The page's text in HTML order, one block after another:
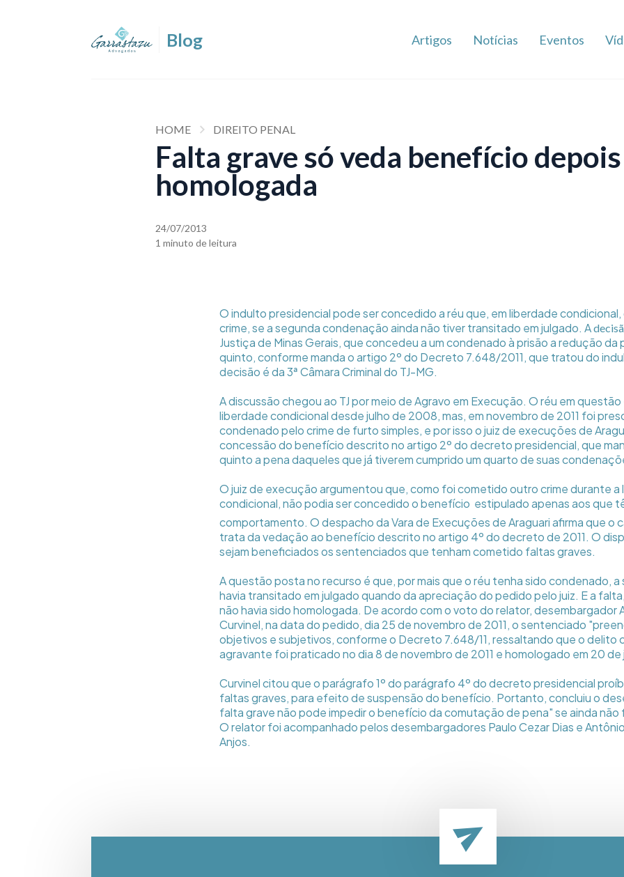
Artigos Notícias Eventos
HOME DIREITO PENAL
Falta grave só veda benefício
homologada
24/07/2013
1 minuto de leitura
O indulto presidencial pode ser concedido a réu que, em liberdade
crime, se a segunda condenação ainda não tiver transitado em julgado. A
Justiça de Minas Gerais, que concedeu a um condenado à prisão a redução da
quinto, conforme manda o artigo 2º do Decreto 7.648/2011, que tratou do
decisão é da 3ª Câmara Criminal do TJ-MG.
A discussão chegou ao TJ por meio de Agravo em Execução. O réu em
liberdade condicional desde julho de 2008, mas, em novembro de 2011 foi
condenado pelo crime de furto simples, e por isso o juiz de execuções de
concessão do benefício descrito no artigo 2º do decreto presidencial, que
quinto a pena daqueles que já tiverem cumprido um quarto de suas
O juiz de execução argumentou que, como foi cometido outro crime durante a
condicional, não podia ser concedido o benefício  estipulado apenas aos que
comportamento. O despacho da Vara de Execuções de Araguari afirma que o
trata da vedação ao benefício descrito no artigo 4º do decreto de 2011. O
sejam beneficiados os sentenciados que tenham cometido faltas graves.
A questão posta no recurso é que, por mais que o réu tenha sido condenado,
havia transitado em julgado quando da apreciação do pedido pelo juiz. E a
não havia sido homologada. De acordo com o voto do relator, desembargador
Curvinel, na data do pedido, dia 25 de novembro de 2011, o sentenciado
objetivos e subjetivos, conforme o Decreto 7.648/11, ressaltando que o delito
agravante foi praticado no dia 8 de novembro de 2011 e homologado em 20 de
Curvinel citou que o parágrafo 1º do parágrafo 4º do decreto presidencial
faltas graves, para efeito de suspensão do benefício. Portanto, concluiu o
falta grave não pode impedir o benefício da comutação de pena" se ainda não
O relator foi acompanhado pelos desembargadores Paulo Cezar Dias e
Anjos.